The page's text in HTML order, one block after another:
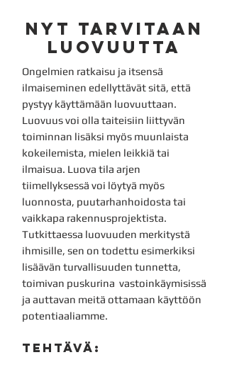
Nyt Tarvitaan
LUOVUUTTA
Ongelmien ratkaisu ja itsensä
ilmaiseminen edellyttävät sitä, että
pystyy käyttämään luovuuttaan.
Luovuus voi olla taiteisiin liittyvän
toiminnan lisäksi myös muunlaista
kokeilemista, mielen leikkiä tai
ilmaisua. Luova tila arjen
tiimellyksessä voi löytyä myös
luonnosta, puutarhanhoidosta tai
vaikkapa rakennusprojektista.
Tutkittaessa luovuuden merkitystä
ihmisille, sen on todettu esimerkiksi
lisäävän turvallisuuden tunnetta,
toimivan puskurina vastoinkäymisissä
ja auttavan meitä ottamaan käyttöön
potentiaaliamme.
TEHTÄVÄ: